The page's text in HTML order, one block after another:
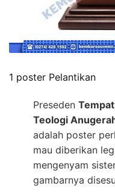
1 poster Pelantikan
Preseden
Teologi
adalah poster
mau diberikan
mengenyam
gambarnya